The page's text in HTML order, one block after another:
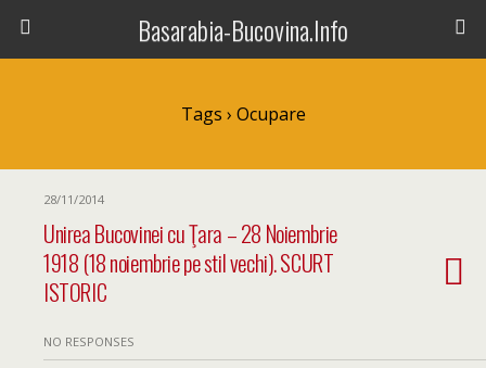
Basarabia-Bucovina.Info
Tags › Ocupare
28/11/2014
Unirea Bucovinei cu Ţara – 28 Noiembrie
1918 (18 noiembrie pe stil vechi). SCURT
ISTORIC
NO RESPONSES